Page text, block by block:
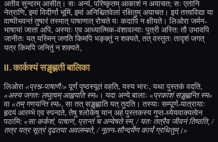
अतीव सुन्दरम् आसीत्। सः अन्यं, परिष्कृतम् आकाशं न अयाचत; सः एतानि
नेत्राणि, इमां विदीर्णां भूमिं, इमां अनिश्चितवेलां रक्षितुम् अयाचत। इयं तत्त्वविद्या या
वाष्पीभवन्तं तुषारं तस्मात् पाषाणात् रोचते यः कदापि न क्षीयते। लिओरा जर्मन-
भाषायां जाता अपि, अस्याः एव आध्यात्मिक-वंशावल्याः पुत्री अस्ति: तौ उभावपि
जानीतः यत् यस्मिन् जगति किमपि भङ्क्तुं न शक्यते, तत् वस्तुतः तादृशं जगत्
यत्र किमपि जनितुं न शक्यते。
II. कार्कश्यं सङ्गृह्णती बालिका
लिओरा «प्रश्न-पाषाणैः» पूर्णं पृष्ठस्यूतं वहति, यस्य भारः, यथा पुस्तकं वदति,
«अस्य जगतः लघुत्वम् आह्वयति स्म» । यदा अन्ये बालाः «प्रकाशं सङ्गृह्णन्ति स्म»
वा «तम् गणयन्ति स्म», सा तत् सङ्गृह्णाति यत् तुदति। तस्याः सम्पूर्ण-यात्रायाः
हृदयं आरम्भे एव स्पन्दते, तेषु श्लोकेषु यान् अहं पुस्तकस्य गुप्त-ध्येयवाक्यत्वेन
पठामि: «सा कर्कशं, पाषाणं, प्रान्तं च अन्वेषते स्म, / यतः तत्रैव जीवनं तिष्ठति, /
तत्र यत्र सूत्रं दृढतया अवलम्बते, / नूतन-सौन्दर्येण कार्यं ग्रथितुम्।»